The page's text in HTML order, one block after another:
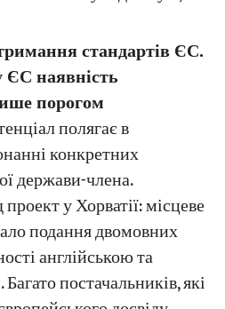
стандартів ЄС.
наявність
порогом
полягає в
конкретних
держави-члена.
у Хорватії: місцеве
подання двомовних
англійською та
постачальників, які